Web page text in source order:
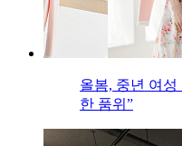
올봄, 중년 여
한 품위”